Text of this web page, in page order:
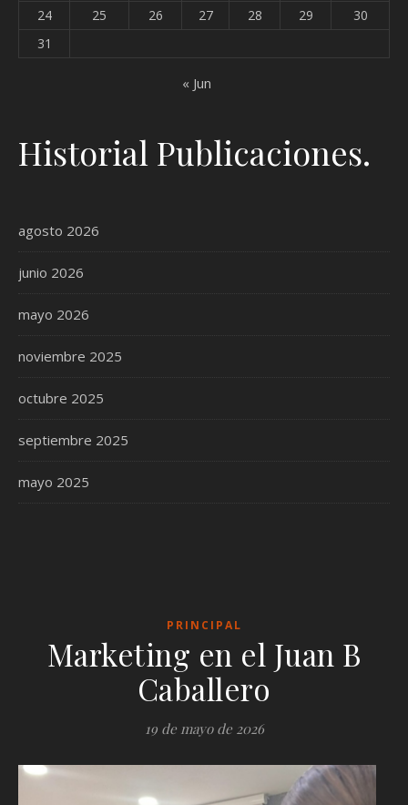
24
25 26 27 28 29
30
31
« Jun
Historial Publicaciones.
agosto 2026
junio 2026
mayo 2026
noviembre 2025
octubre 2025
septiembre 2025
mayo 2025
PRINCIPAL
Marketing en el Juan B
Caballero
19 de mayo de 2026